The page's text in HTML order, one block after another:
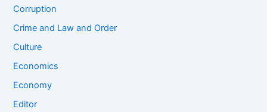
Corruption
Crime and Law and Order
Culture
Economics
Economy
Editor